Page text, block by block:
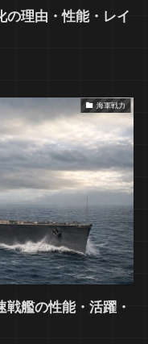
の理由・性能・レイ
海軍戦力
艦の性能・活躍・